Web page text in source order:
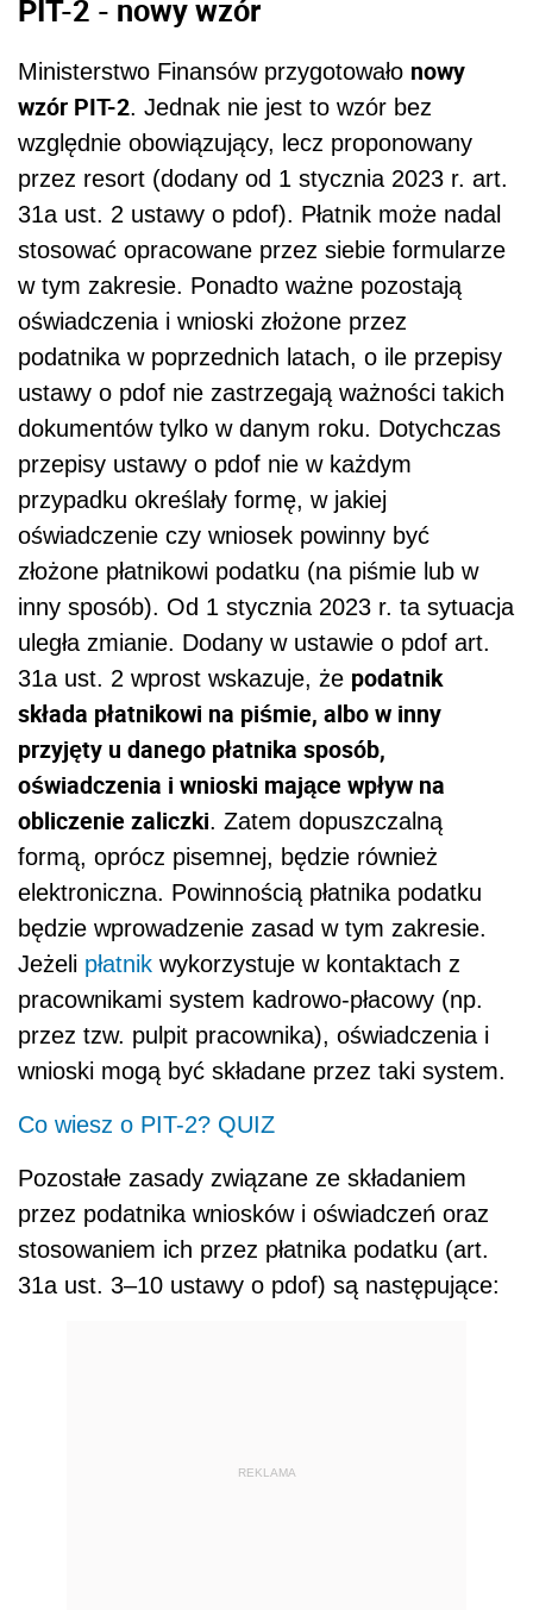
PIT-2 - nowy wzór
Ministerstwo Finansów przygotowało nowy
wzór PIT-2. Jednak nie jest to wzór bez
względnie obowiązujący, lecz proponowany
przez resort (dodany od 1 stycznia 2023 r. art.
31a ust. 2 ustawy o pdof). Płatnik może nadal
stosować opracowane przez siebie formularze
w tym zakresie. Ponadto ważne pozostają
oświadczenia i wnioski złożone przez
podatnika w poprzednich latach, o ile przepisy
ustawy o pdof nie zastrzegają ważności takich
dokumentów tylko w danym roku. Dotychczas
przepisy ustawy o pdof nie w każdym
przypadku określały formę, w jakiej
oświadczenie czy wniosek powinny być
złożone płatnikowi podatku (na piśmie lub w
inny sposób). Od 1 stycznia 2023 r. ta sytuacja
uległa zmianie. Dodany w ustawie o pdof art.
31a ust. 2 wprost wskazuje, że podatnik
składa płatnikowi na piśmie, albo w inny
przyjęty u danego płatnika sposób,
oświadczenia i wnioski mające wpływ na
obliczenie zaliczki. Zatem dopuszczalną
formą, oprócz pisemnej, będzie również
elektroniczna. Powinnością płatnika podatku
będzie wprowadzenie zasad w tym zakresie.
Jeżeli płatnik wykorzystuje w kontaktach z
pracownikami system kadrowo-płacowy (np.
przez tzw. pulpit pracownika), oświadczenia i
wnioski mogą być składane przez taki system.
Co wiesz o PIT-2? QUIZ
Pozostałe zasady związane ze składaniem
przez podatnika wniosków i oświadczeń oraz
stosowaniem ich przez płatnika podatku (art.
31a ust. 3–10 ustawy o pdof) są następujące: 
REKLAMA